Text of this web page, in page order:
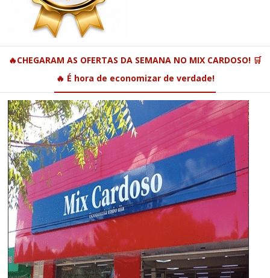
🔥CHEGARAM AS OFERTAS DA SEMANA NO MIX CARDOSO! 🛒
🔥 É hora de economizar de verdade!